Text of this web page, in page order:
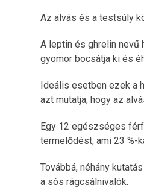
Az alvás és a testsúly
A leptin és ghrelin nevű
gyomor bocsátja ki és
Ideális esetben ezek a
azt mutatja, hogy az
Egy 12 egészséges
termelődést, ami 23 %-
Továbbá, néhány
a sós rágcsálnivalók.